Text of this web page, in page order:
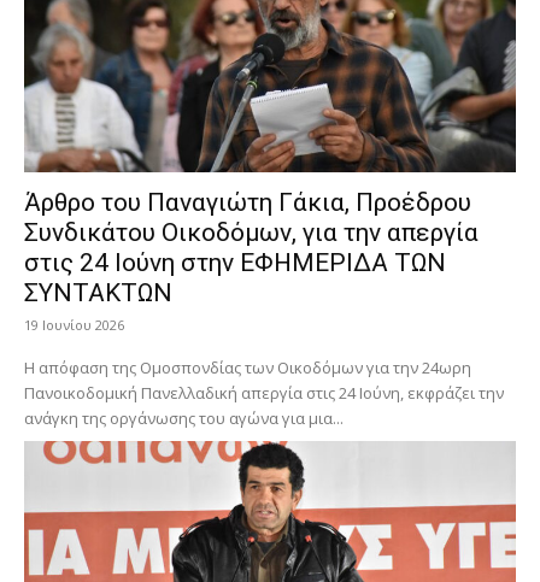
Άρθρο του Παναγιώτη Γάκια, Προέδρου
Συνδικάτου Οικοδόμων, για την απεργία
στις 24 Ιούνη στην ΕΦΗΜΕΡΙΔΑ ΤΩΝ
ΣΥΝΤΑΚΤΩΝ
19 Ιουνίου 2026
Η απόφαση της Ομοσπονδίας των Οικοδόμων για την 24ωρη
Πανοικοδομική Πανελλαδική απεργία στις 24 Ιούνη, εκφράζει την
ανάγκη της οργάνωσης του αγώνα για μια...